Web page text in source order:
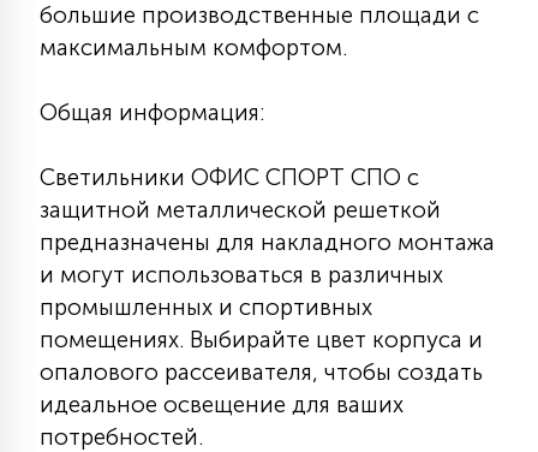
большие производственные площади с
максимальным комфортом.
Общая информация:
Светильники ОФИС СПОРТ СПО с
защитной металлической решеткой
предназначены для накладного монтажа
и могут использоваться в различных
промышленных и спортивных
помещениях. Выбирайте цвет корпуса и
опалового рассеивателя, чтобы создать
идеальное освещение для ваших
потребностей.